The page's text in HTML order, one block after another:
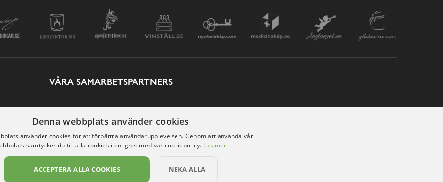
VÅRA SAMARBETSPARTNERS
Denna webbplats använder cookies
använder cookies för att förbättra användarupplevelsen. Genom att använda vår
samtycker du till alla cookies i enlighet med vår cookiepolicy. Läs mer
ACCEPTERA ALLA COOKIES NEKA ALLA